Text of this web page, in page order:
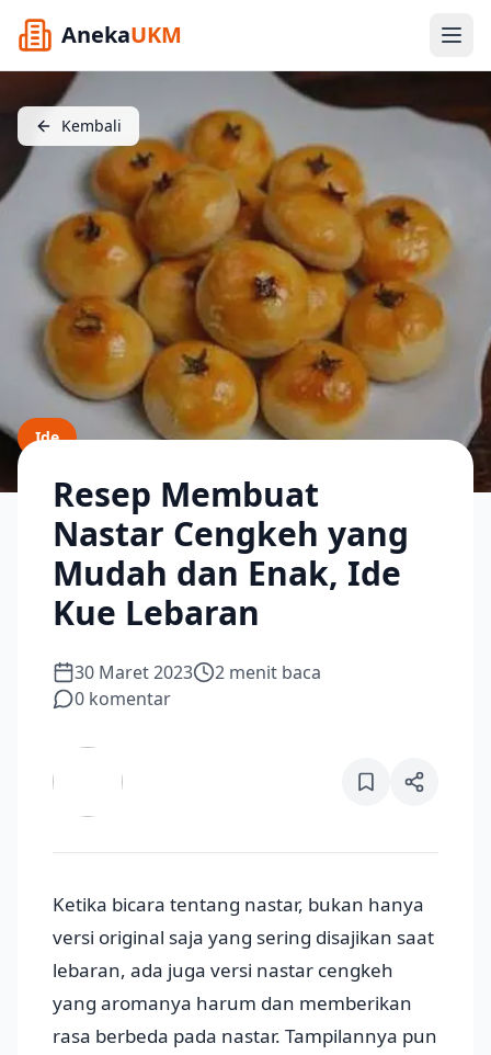
AnekaUKM
Kembali
Ide
Resep Membuat
Nastar Cengkeh yang
Mudah dan Enak, Ide
Kue Lebaran
30 Maret 2023 2 menit baca
0 komentar
Ketika bicara tentang nastar, bukan hanya
versi original saja yang sering disajikan saat
lebaran, ada juga versi nastar cengkeh
yang aromanya harum dan memberikan
rasa berbeda pada nastar. Tampilannya pun